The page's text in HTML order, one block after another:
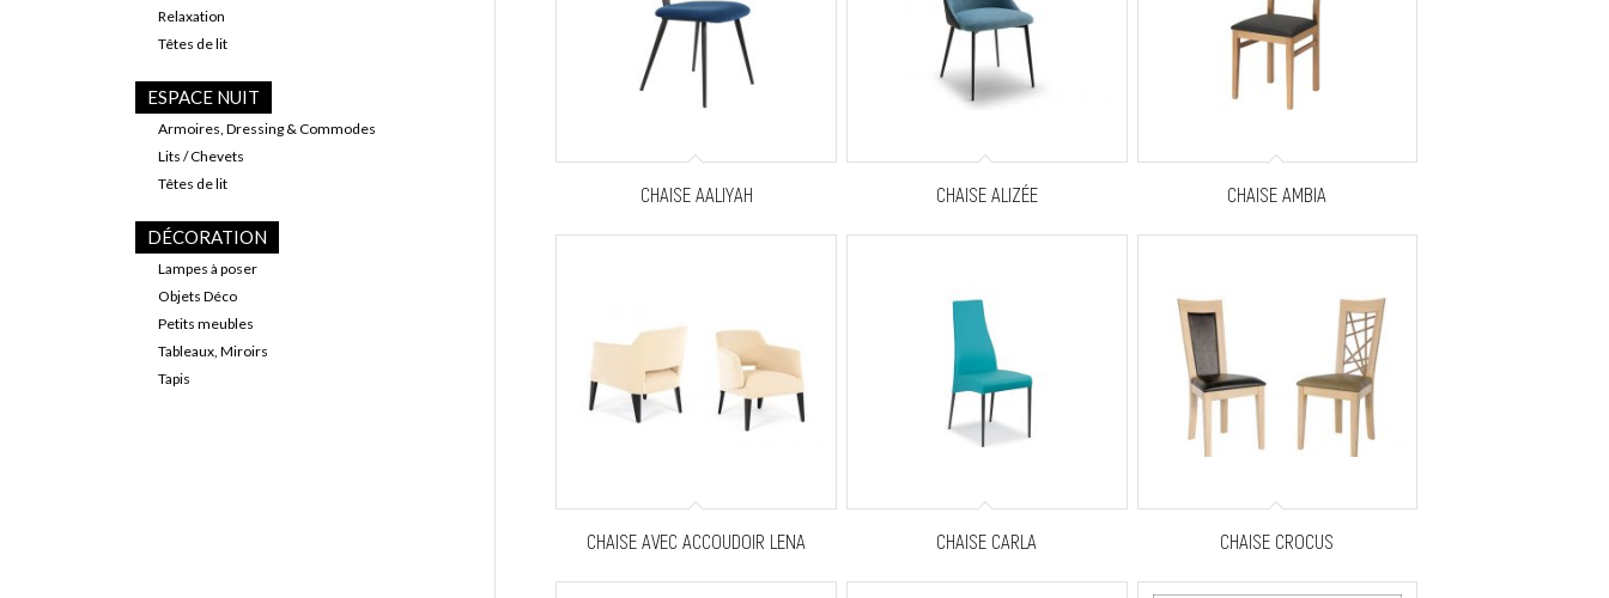
CHAISE AALIYAH CHAISE ALIZÉE CHAISE AMBIA
CHAISE AVEC ACCOUDOIR LENA CHAISE CARLA CHAISE CROCUS
Relaxation
Têtes de lit
ESPACE NUIT
Armoires, Dressing & Commodes
Lits / Chevets
Têtes de lit
DÉCORATION
Lampes à poser
Objets Déco
Petits meubles
Tableaux, Miroirs
Tapis